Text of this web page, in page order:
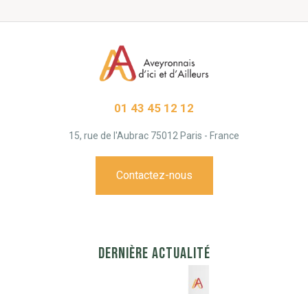
01 43 45 12 12
15, rue de l'Aubrac 75012 Paris - France
Contactez-nous
DERNIÈRE ACTUALITÉ